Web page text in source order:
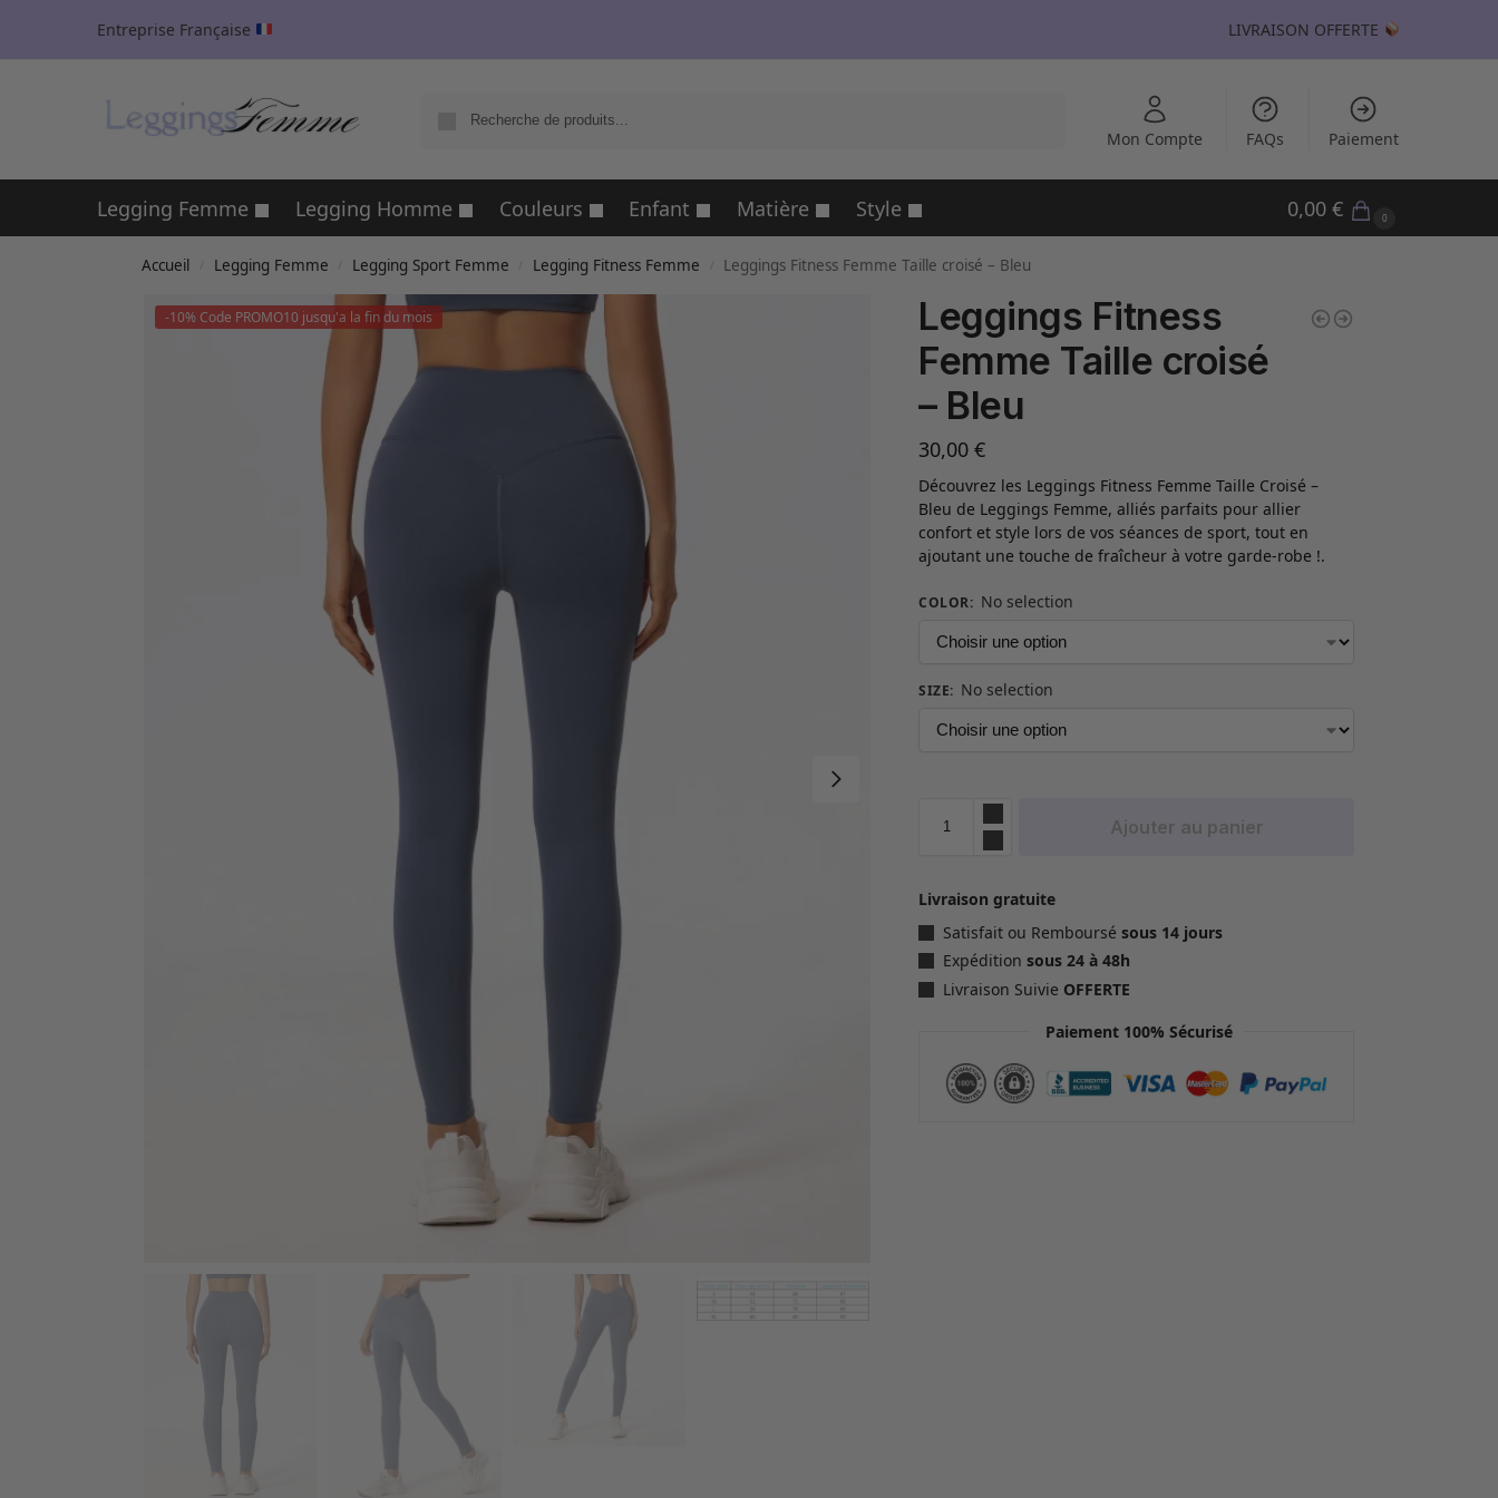
Entreprise Française LIVRAISON OFFERTE
Mon Compte FAQs Paiement
Legging Femme Legging Homme Couleurs Enfant Matière Style 0,00 € 0
Accueil Legging Femme Legging Sport Femme Legging Fitness Femme Leggings Fitness Femme Taille croisé – Bleu
-10% Code PROMO10 jusqu'a la fin du mois
Leggings Fitness
Femme Taille croisé
– Bleu
30,00€
Découvrez les Leggings Fitness Femme Taille Croisé –
Bleu de Leggings Femme, alliés parfaits pour allier
confort et style lors de vos séances de sport, tout en
ajoutant une touche de fraîcheur à votre garde-robe !.
COLOR: No selection
SIZE: No selection
Ajouter au panier
Livraison gratuite
Satisfait ou Remboursésous 14 jours
Expédition sous 24 à 48h
Livraison Suivie OFFERTE
Paiement 100% Sécurisé